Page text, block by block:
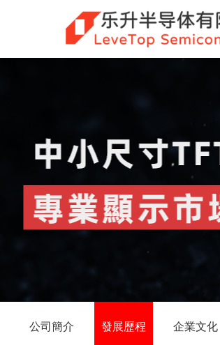
公司簡介 發展歷程 企業文化